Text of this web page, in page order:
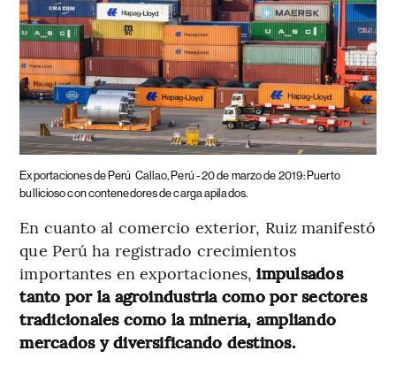
Exportaciones de Perú Callao, Perú - 20 de marzo de 2019: Puerto
bullicioso con contenedores de carga apilados.
En cuanto al comercio exterior, Ruiz manifestó
que Perú ha registrado crecimientos
importantes en exportaciones,impulsados
tanto por la agroindustria como por sectores
tradicionales como la minería, ampliando
mercados y diversificando destinos.